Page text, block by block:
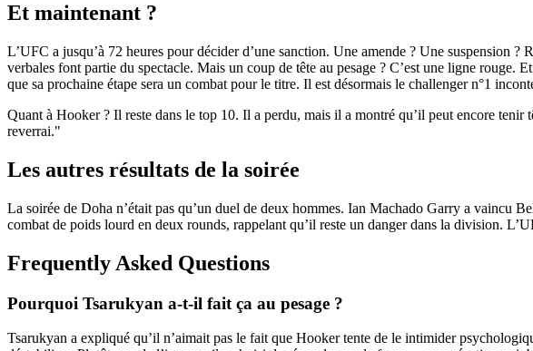
Et maintenant ?
L’UFC a jusqu’à 72 heures pour décider d’une sanction. Une amende ? Une
verbales font partie du spectacle. Mais un coup de tête au pesage ? C’est une ligne
que sa prochaine étape sera un combat pour le titre. Il est désormais le challenger n°1
Quant à Hooker ? Il reste dans le top 10. Il a perdu, mais il a montré qu’il peut encore
reverrai."
Les autres résultats de la soirée
La soirée de Doha n’était pas qu’un duel de deux hommes. Ian Machado Garry a vaincu
combat de poids lourd en deux rounds, rappelant qu’il reste un danger dans la division.
Frequently Asked Questions
Pourquoi Tsarukyan a-t-il fait ça au pesage ?
Tsarukyan a expliqué qu’il n’aimait pas le fait que Hooker tente de le intimider